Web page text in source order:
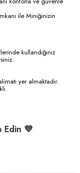
ile Miniğinizin
kullandığınız
yer almaktadır.
Edin 💜